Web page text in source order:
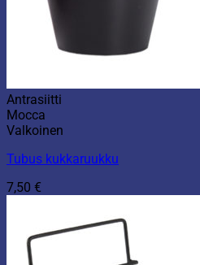
Antrasiitti
Mocca
Valkoinen
Tubus kukkaruukku
7,50 €